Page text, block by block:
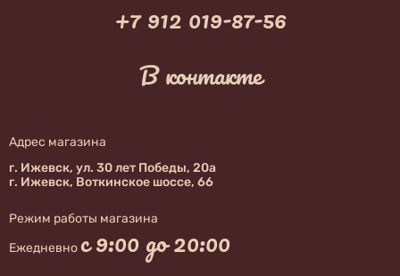
+7 912 019-87-56
В контакте
Адрес магазина
г. Ижевск, ул. 30 лет Победы, 20а
г. Ижевск, Воткинское шоссе, 66
Режим работы магазина
Ежедневно с 9:00 до 20:00